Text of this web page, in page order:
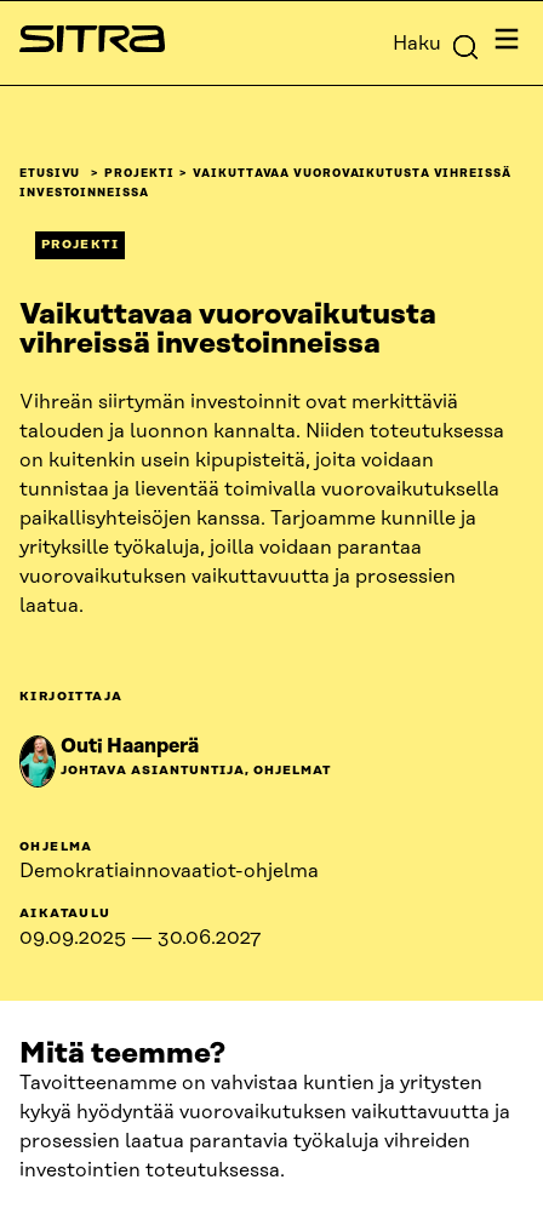
Siirry
suoraan
Sitra Haku
ETUSIVU PROJEKTI
VAIKUTTAVAA VUOROVAIKUTUSTA VIHREISSÄ
INVESTOINNEISSA
PROJEKTI
Vaikuttavaa vuorovaikutusta
vihreissä investoinneissa
Vihreän siirtymän investoinnit ovat merkittäviä
talouden ja luonnon kannalta. Niiden toteutuksessa
on kuitenkin usein kipupisteitä, joita voidaan
tunnistaa ja lieventää toimivalla vuorovaikutuksella
paikallisyhteisöjen kanssa. Tarjoamme kunnille ja
yrityksille työkaluja, joilla voidaan parantaa
vuorovaikutuksen vaikuttavuutta ja prosessien
laatua.
KIRJOITTAJA
Outi Haanperä
JOHTAVA ASIANTUNTIJA, OHJELMAT
OHJELMA
Demokratiainnovaatiot-ohjelma
AIKATAULU
09.09.2025 — 30.06.2027
Mitä teemme?
Tavoitteenamme on vahvistaa kuntien ja yritysten
kykyä hyödyntää vuorovaikutuksen vaikuttavuutta ja
prosessien laatua parantavia työkaluja vihreiden
investointien toteutuksessa.